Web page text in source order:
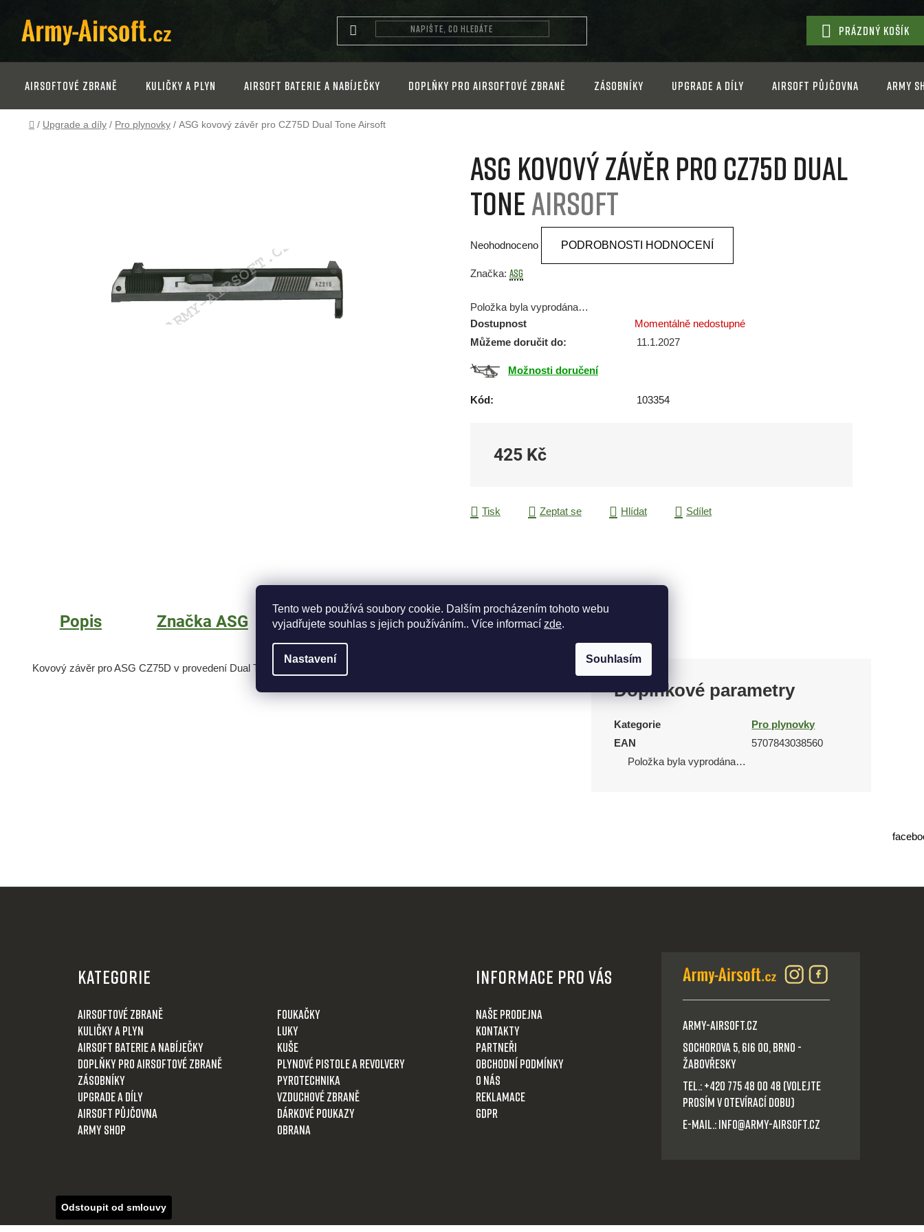
Tento web používá soubory cookie. Dalším procházením tohoto webu
vyjadřujete souhlas s jejich používáním.. Více informací zde.
Nastavení Souhlasím
obsah
NÁKUPNÍ
KOŠÍK
PRÁZDNÝ KOŠÍK
Airsoftové zbraně Kuličky a plyn Airsoft baterie a nabíječky Doplňky pro airsoftové zbraně Zásobníky Upgrade a díly Airsoft půjčovna Army
Domů
/ Upgrade a díly / Pro plynovky / ASG kovový závěr pro CZ75D Dual Tone Airsoft
ASG kovový závěr pro CZ75D Dual
ToneAirsoft
produktu
0,0
z
5
hvězdiček.
Neohodnoceno PODROBNOSTI HODNOCENÍ
Značka: ASG
Položka byla vyprodána…
Dostupnost
Momentálně nedostupné
Můžeme doručit do:
11.1.2027
Možnosti doručení
Kód: 103354
425 Kč
Tisk Zeptat se Hlídat Sdílet
Popis Značka ASG
Kovový závěr pro ASG CZ75D v provedení Dual Tone.
Doplňkové parametry
Kategorie
Pro plynovky
EAN
5707843038560
Položka byla vyprodána…
KATEGORIE
Airsoftové zbraně
Kuličky a plyn
Airsoft baterie a nabíječky
Doplňky pro airsoftové zbraně
Zásobníky
Upgrade a díly
Airsoft půjčovna
Army shop
Foukačky
Luky
Kuše
Plynové pistole a revolvery
Pyrotechnika
Vzduchové zbraně
Dárkové poukazy
Obrana
Informace pro Vás
Naše prodejna
Kontakty
Partneři
Obchodní podmínky
O nás
Reklamace
GDPR
Army-Airsoft.cz
Sochorova 5, 616 00, Brno -
Žabovřesky
Tel.: +420 775 48 00 48 (volejte
prosím v otevírací dobu)
E-mail.: info@army-airsoft.cz
Odstoupit od smlouvy